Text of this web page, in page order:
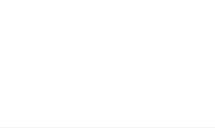
ópticos de alta calidad son garantía